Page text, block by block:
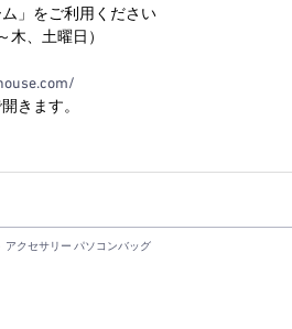
」をご利用ください
木、土曜日）
きます。
アクセサリー パソコンバッグ